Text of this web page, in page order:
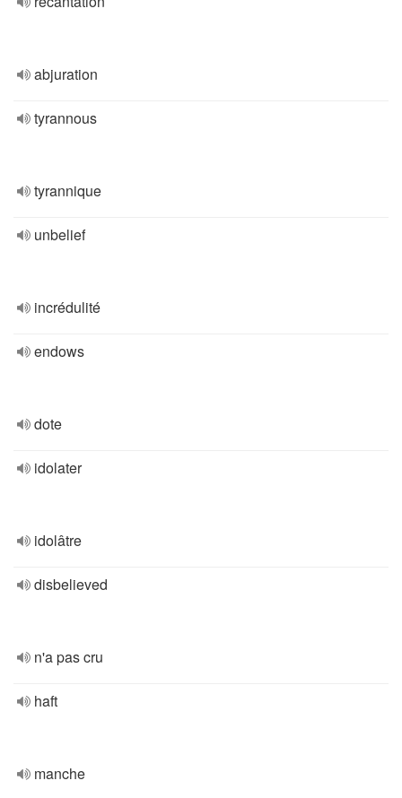
abjuration
tyrannous
tyrannique
unbelief
incrédulité
endows
dote
idolater
idolâtre
disbelieved
n'a pas cru
haft
manche